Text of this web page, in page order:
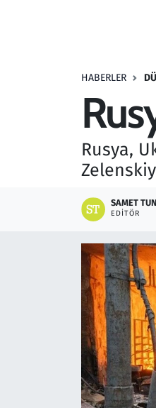
HABERLER
Rusya,
SAMET
EDITÖR
Savunma Sanayi
Seçim 2023
Teknoloji ve Bilim
Televizyon